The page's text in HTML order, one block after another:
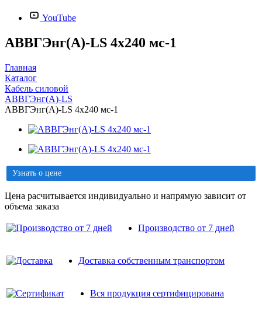
YouTube
АВВГЭнг(A)-LS 4х240 мс-1
Главная
Каталог
Кабель силовой
АВВГЭнг(A)-LS
АВВГЭнг(A)-LS 4х240 мс-1
Узнать о цене
Цена расчитывается индивидуально и напрямую зависит от
объема заказа
Производство от 7 дней
Доставка собственным транспортом
Вся продукция сертифицирована